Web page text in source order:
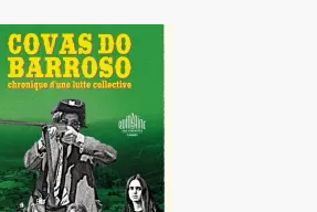
Covas do Barroso,
chronique d'une
lutte collective